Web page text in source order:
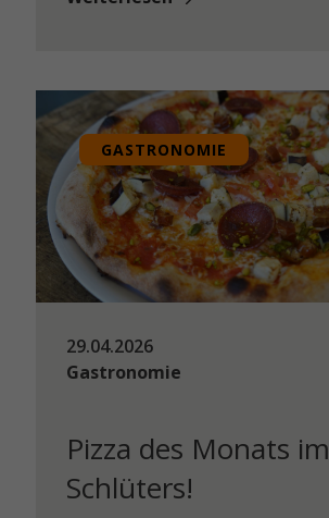
GASTRONOMIE
29.04.2026
Gastronomie
Pizza des Monats im
Schlüters!